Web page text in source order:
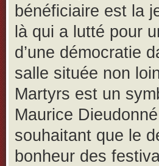
bénéficiaire est la
là qui a lutté pour
d’une démocratie
salle située non
Martyrs est un
Maurice
souhaitant que le
bonheur des